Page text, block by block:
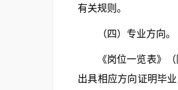
有关规则。
（四）专业方向。
《岗位一览表》（
出具相应方向证明毕